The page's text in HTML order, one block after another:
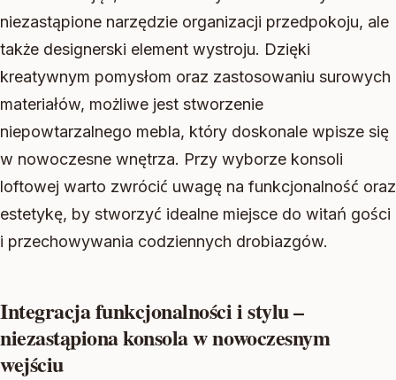
niezastąpione narzędzie organizacji przedpokoju, ale
także designerski element wystroju. Dzięki
kreatywnym pomysłom oraz zastosowaniu surowych
materiałów, możliwe jest stworzenie
niepowtarzalnego mebla, który doskonale wpisze się
w nowoczesne wnętrza. Przy wyborze konsoli
loftowej warto zwrócić uwagę na funkcjonalność oraz
estetykę, by stworzyć idealne miejsce do witań gości
i przechowywania codziennych drobiazgów.
Integracja funkcjonalności i stylu –
niezastąpiona konsola w nowoczesnym
wejściu